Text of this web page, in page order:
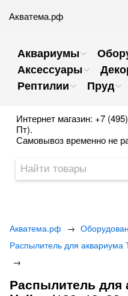
Акватема.рф
Аквариумы
Аксессуары
Рептилии
Пруд
Интернет магазин: +7
Пт).
Самовывоз временно не
Акватема.рф →
Распылитель для
→
Распылитель для